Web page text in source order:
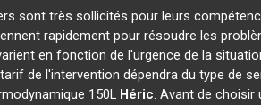
sont très sollicités pour leurs
rapidement pour résoudre les
en fonction de l'urgence de la
de l'intervention dépendra du type de
150L Héric. Avant de choisir